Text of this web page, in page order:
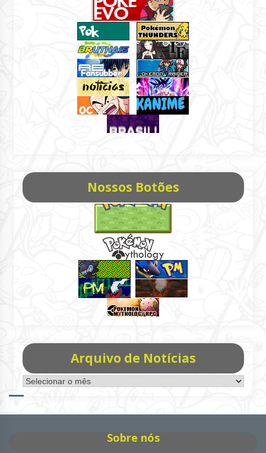
Nossos Botões
Arquivo de Notícias
Arquivo
de
Sobre nós